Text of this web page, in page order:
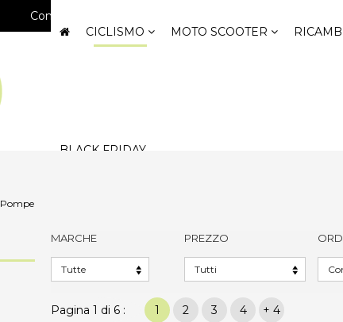
Consegna gratuita per ordini ricambi superiori a 99€* -
CICLISMO
MOTO SCOOTER
BLACK FRIDAY
Pompe
MARCHE PREZZO
Pagina 1 di 6 : 1 2 3 4 + 4